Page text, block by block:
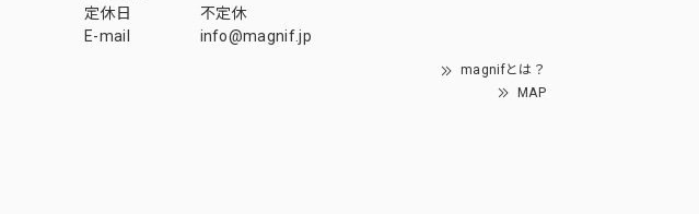
定休日
不定休
E-mail
info@magnif.jp
magnifとは？
MAP